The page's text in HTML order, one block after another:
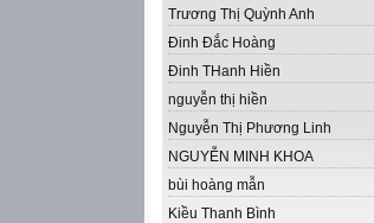
Trương Thị Quỳnh Anh
Đinh Đắc Hoàng
Đinh THanh Hiền
nguyễn thị hiền
Nguyễn Thị Phương Linh
NGUYỄN MINH KHOA
bùi hoàng mẫn
Kiều Thanh Bình